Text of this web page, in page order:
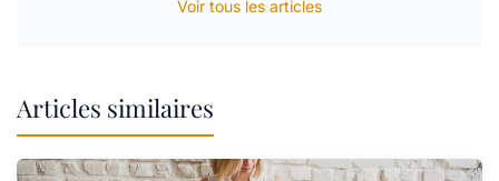
Voir tous les articles
Articles similaires